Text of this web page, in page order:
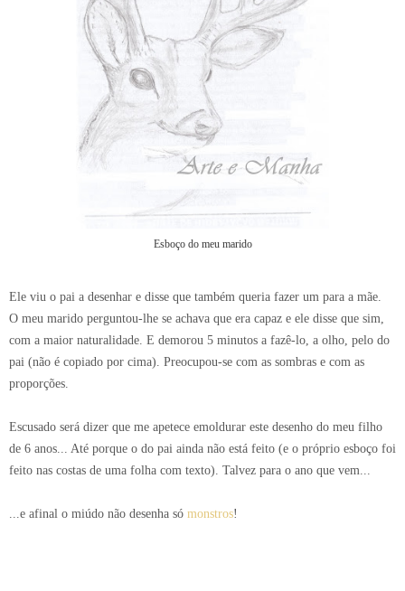
Esboço do meu marido
Ele viu o pai a desenhar e disse que também queria fazer um para a mãe.
O meu marido perguntou-lhe se achava que era capaz e ele disse que sim,
com a maior naturalidade. E demorou 5 minutos a fazê-lo, a olho, pelo do
pai (não é copiado por cima). Preocupou-se com as sombras e com as
proporções.
Escusado será dizer que me apetece emoldurar este desenho do meu filho
de 6 anos... Até porque o do pai ainda não está feito (e o próprio esboço foi
feito nas costas de uma folha com texto). Talvez para o ano que vem...
...e afinal o miúdo não desenha só monstros!